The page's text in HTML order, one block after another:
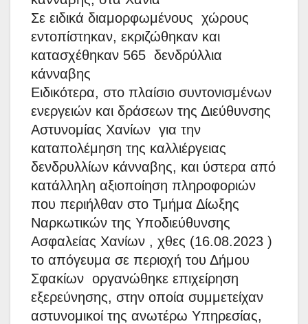
Σε ειδικά διαμορφωμένους χώρους
εντοπίστηκαν, εκριζώθηκαν και
κατασχέθηκαν 565 δενδρύλλια
κάνναβης
Ειδικότερα, στο πλαίσιο συντονισμένων
ενεργειών και δράσεων της Διεύθυνσης
Αστυνομίας Χανίων για την
καταπολέμηση της καλλιέργειας
δενδρυλλίων κάνναβης, και ύστερα από
κατάλληλη αξιοποίηση πληροφοριών
που περιήλθαν στο Τμήμα Δίωξης
Ναρκωτικών της Υποδιεύθυνσης
Ασφαλείας Χανίων , χθες (16.08.2023 )
το απόγευμα σε περιοχή του Δήμου
Σφακίων οργανώθηκε επιχείρηση
εξερεύνησης, στην οποία συμμετείχαν
αστυνομικοί της ανωτέρω Υπηρεσίας,